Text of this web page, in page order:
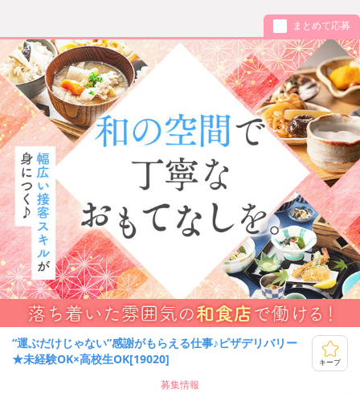
まとめて応募
“運ぶだけじゃない”感謝がもらえる仕事♪ピザデリバリー
★未経験OK×高校生OK[19020]
キープ
募集情報